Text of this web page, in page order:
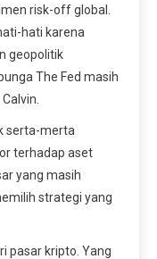
risk-off global.
hati karena
geopolitik
The Fed masih
serta-merta
terhadap aset
yang masih
strategi yang
pasar kripto. Yang